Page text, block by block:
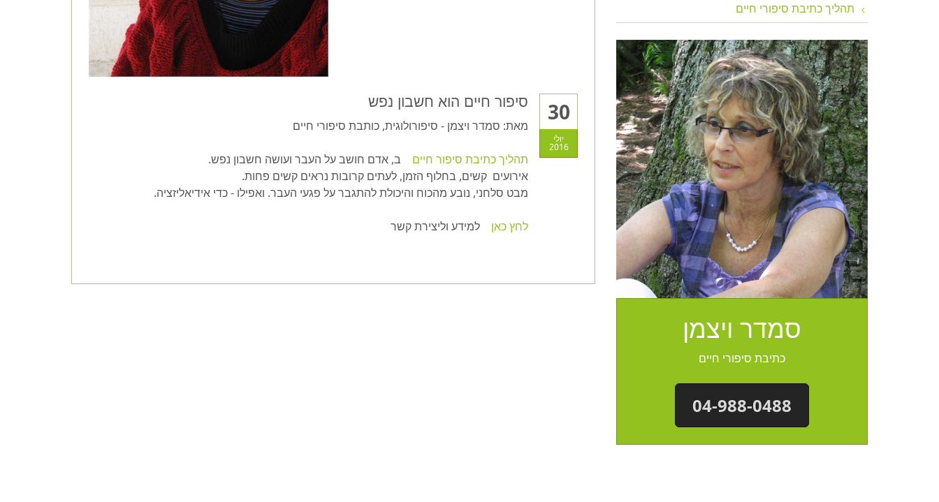
30
יולי
2016
סיפור חיים הוא חשבון נפש
מאת: סמדר ויצמן - סיפורולוגית, כותבת סיפורי חיים
ב תהליך כתיבת סיפור חיים
, אדם חושב על העבר ועושה חשבון נפש.
אירועים קשים, בחלוף הזמן, לעתים קרובות נראים קשים פחות.
מבט סלחני, נובע מהכוח והיכולת להתגבר על פגעי העבר. ואפילו - כדי אידיאליזציה.
למידע וליצירת קשר לחץ כאן
תהליך כתיבת סיפורי חיים
סמדר ויצמן
כתיבת סיפורי חיים
04-988-0488